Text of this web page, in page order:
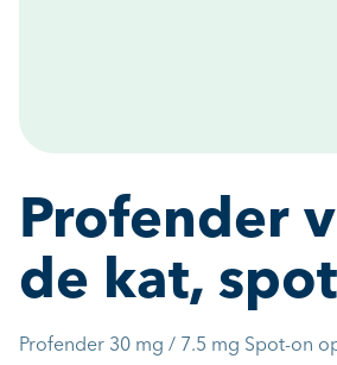
Profender
de kat,
Profender 30 mg / 7.5 mg Spot-on